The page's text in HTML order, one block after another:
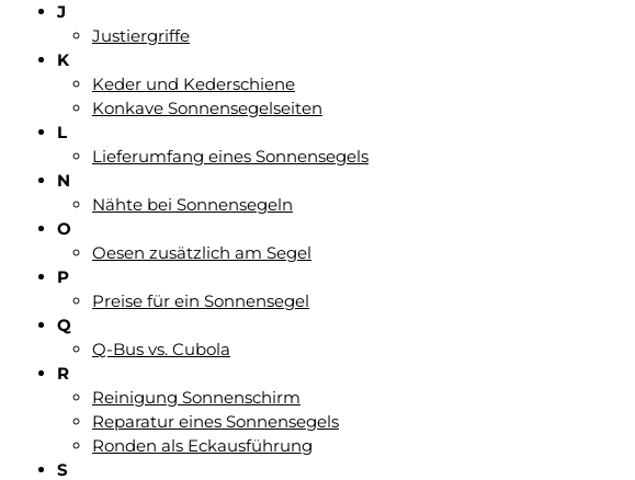
J
Justiergriffe
K
Keder und Kederschiene
Konkave Sonnensegelseiten
L
Lieferumfang eines Sonnensegels
N
Nähte bei Sonnensegeln
O
Oesen zusätzlich am Segel
P
Preise für ein Sonnensegel
Q
Q-Bus vs. Cubola
R
Reinigung Sonnenschirm
Reparatur eines Sonnensegels
Ronden als Eckausführung
S